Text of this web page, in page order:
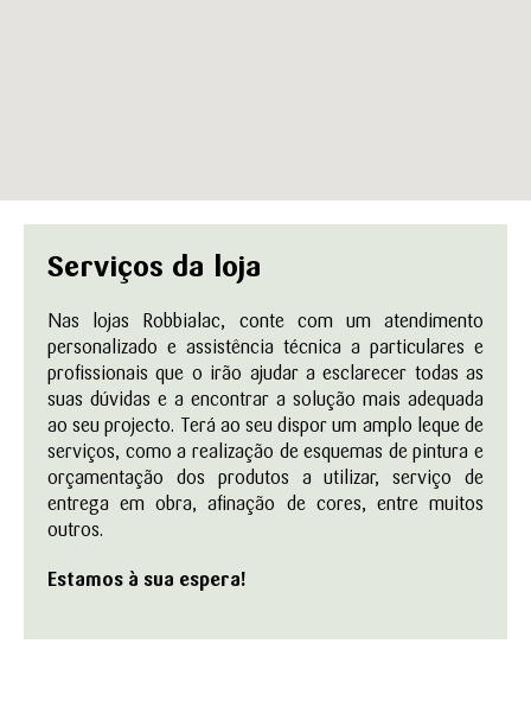
Serviços da loja
Nas lojas Robbialac, conte com um atendimento
personalizado e assistência técnica a particulares e
profissionais que o irão ajudar a esclarecer todas as
suas dúvidas e a encontrar a solução mais adequada
ao seu projecto. Terá ao seu dispor um amplo leque de
serviços, como a realização de esquemas de pintura e
orçamentação dos produtos a utilizar, serviço de
entrega em obra, afinação de cores, entre muitos
outros.
Estamos à sua espera!